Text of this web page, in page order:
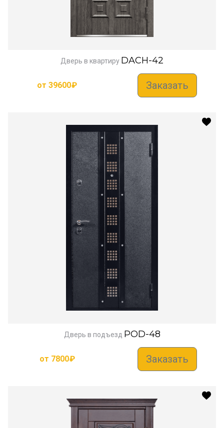
Дверь в квартиру DACH-42
от 39600₽ Заказать
Дверь в подъезд POD-48
от 7800₽ Заказать